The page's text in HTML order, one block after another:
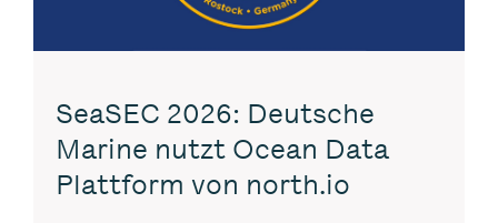
SeaSEC 2026: Deutsche
Marine nutzt Ocean Data
Plattform von north.io